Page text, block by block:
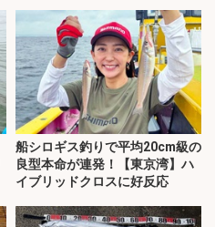
船シロギス釣りで平均20cm級の
良型本命が連発！【東京湾】ハ
イブリッドクロスに好反応